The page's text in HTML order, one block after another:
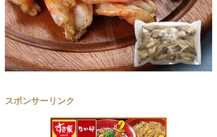
スポンサーリンク